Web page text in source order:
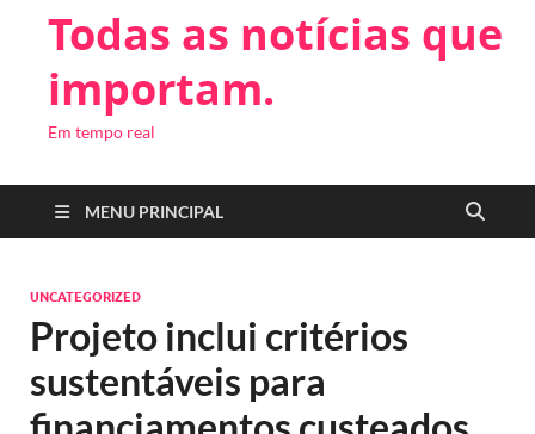
Todas as notícias que
importam.
Em tempo real
MENU PRINCIPAL
UNCATEGORIZED
Projeto inclui critérios
sustentáveis para